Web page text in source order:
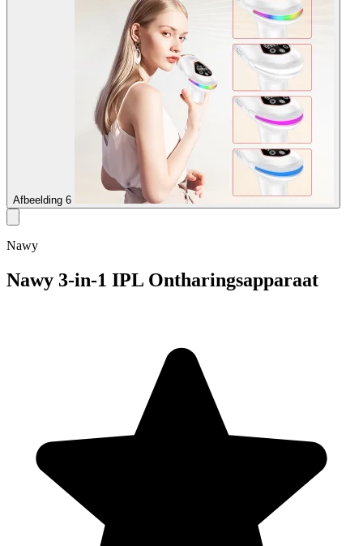
Afbeelding 6
Nawy
Nawy 3-in-1 IPL Ontharingsapparaat